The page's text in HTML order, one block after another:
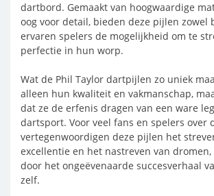
dartbord. Gemaakt van hoogwaardige
oog voor detail, bieden deze pijlen zowel
ervaren spelers de mogelijkheid om te
perfectie in hun worp.
Wat de Phil Taylor dartpijlen zo uniek
alleen hun kwaliteit en vakmanschap,
dat ze de erfenis dragen van een ware
dartsport. Voor veel fans en spelers over
vertegenwoordigen deze pijlen het
excellentie en het nastreven van
door het ongeëvenaarde succesverhaal
zelf.